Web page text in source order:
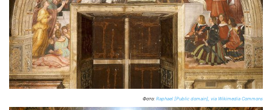
Фото: Raphael [Public domain], via Wikimedia Commons